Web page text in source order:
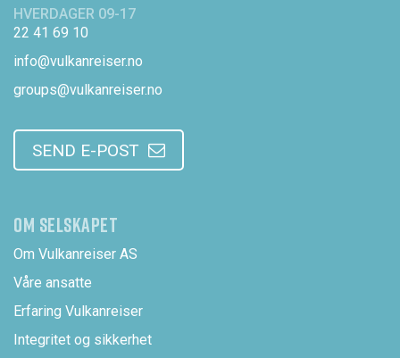
HVERDAGER 09-17
22 41 69 10
info@vulkanreiser.no
groups@vulkanreiser.no
SEND E-POST
OM SELSKAPET
Om Vulkanreiser AS
Våre ansatte
Erfaring Vulkanreiser
Integritet og sikkerhet